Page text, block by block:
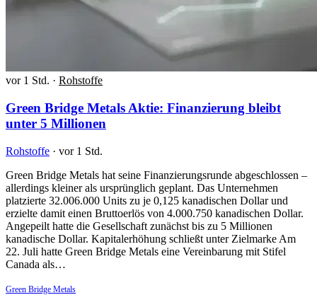
vor 1 Std. · Rohstoffe
Green Bridge Metals Aktie: Finanzierung bleibt
unter 5 Millionen
Rohstoffe · vor 1 Std.
Green Bridge Metals hat seine Finanzierungsrunde abgeschlossen –
allerdings kleiner als ursprünglich geplant. Das Unternehmen
platzierte 32.006.000 Units zu je 0,125 kanadischen Dollar und
erzielte damit einen Bruttoerlös von 4.000.750 kanadischen Dollar.
Angepeilt hatte die Gesellschaft zunächst bis zu 5 Millionen
kanadische Dollar. Kapitalerhöhung schließt unter Zielmarke Am
22. Juli hatte Green Bridge Metals eine Vereinbarung mit Stifel
Canada als…
Green Bridge Metals